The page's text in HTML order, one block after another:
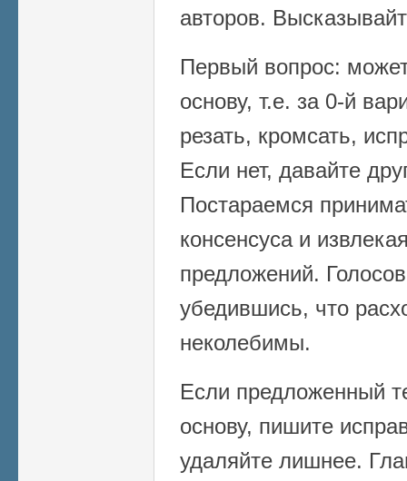
авторов.
Первый вопрос:
основу, т.е. за 0-й
резать, кромсать,
Если нет, давайте
Постараемся
консенсуса и
предложений.
убедившись, что
неколебимы.
Если предложенный
основу, пишите
удаляйте лишнее.